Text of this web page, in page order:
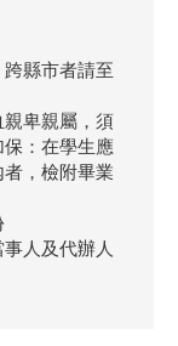
縣市者請至
卑親屬，須
：在學生應
，檢附畢業
人及代辦人